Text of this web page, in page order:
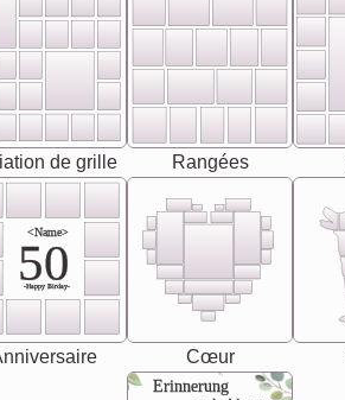
de grille Rangées
<Name>
50
-Happy Birday-
Cœur
Erinnerung